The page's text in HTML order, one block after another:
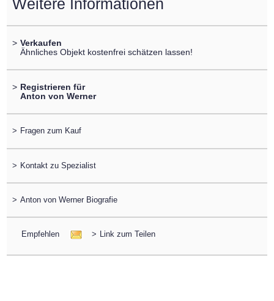
Weitere Informationen
> Verkaufen
Ähnliches Objekt kostenfrei schätzen lassen!
> Registrieren für
Anton von Werner
> Fragen zum Kauf
> Kontakt zu Spezialist
> Anton von Werner Biografie
Empfehlen > Link zum Teilen